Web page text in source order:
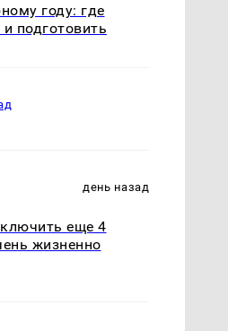
году: где
подготовить
день назад
еще 4
жизненно